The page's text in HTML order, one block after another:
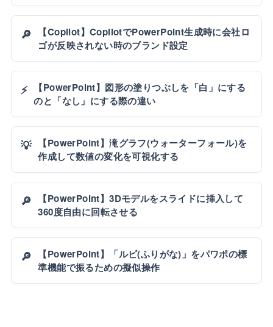
🔎
【Copilot】CopilotでPowerPoint生成時に会社ロ
ゴが反映されない時のブランド設定
⚡
【PowerPoint】図形の塗りつぶしを「白」にする
のと「なし」にする際の違い
💡
【PowerPoint】滝グラフ(ウォーターフォール)を
作成して数値の変化を可視化する
🔎
【PowerPoint】3Dモデルをスライドに挿入して
360度自由に回転させる
🔎
【PowerPoint】「ルビ(ふりがな)」をパワポの標
準機能で振るための擬似操作